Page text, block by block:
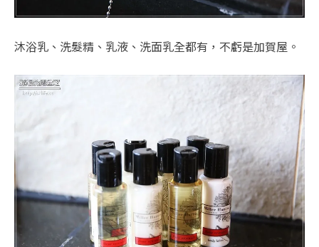
沐浴乳、洗髮精、乳液、洗面乳全都有，不虧是加賀屋。